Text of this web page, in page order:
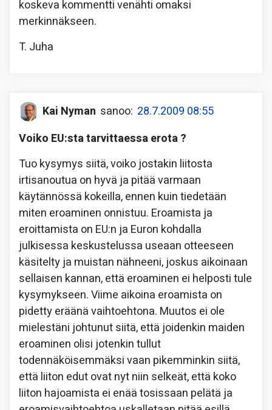
koskeva kommentti venähti omaksi
merkinnäkseen.
T. Juha
Kai Nyman sanoo: 28.7.2009 08:55
Voiko EU:sta tarvittaessa erota ?
Tuo kysymys siitä, voiko jostakin liitosta
irtisanoutua on hyvä ja pitää varmaan
käytännössä kokeilla, ennen kuin tiedetään
miten eroaminen onnistuu. Eroamista ja
eroittamista on EU:n ja Euron kohdalla
julkisessa keskustelussa useaan otteeseen
käsitelty ja muistan nähneeni, joskus aikoinaan
sellaisen kannan, että eroaminen ei helposti tule
kysymykseen. Viime aikoina eroamista on
pidetty eräänä vaihtoehtona. Muutos ei ole
mielestäni johtunut siitä, että joidenkin maiden
eroaminen olisi jotenkin tullut
todennäköisemmäksi vaan pikemminkin siitä,
että liiton edut ovat nyt niin selkeät, että koko
liiton hajoamista ei enää tosissaan pelätä ja